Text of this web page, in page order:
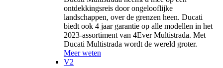
ontdekkingsreis door ongelooflijke
landschappen, over de grenzen heen. Ducati
biedt ook 4 jaar garantie op alle modellen in het
2023-assortiment van 4Ever Multistrada. Met
Ducati Multistrada wordt de wereld groter.
Meer weten
V2